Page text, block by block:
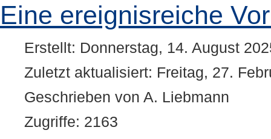
Eine ereignisreiche
Erstellt: Donnerstag, 14. August
Zuletzt aktualisiert: Freitag, 27.
Geschrieben von A. Liebmann
Zugriffe: 2163